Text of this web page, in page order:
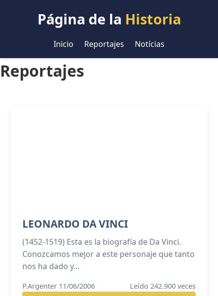
Página de la Historia
Inicio Reportajes Notícias
Reportajes
LEONARDO DA VINCI
(1452-1519) Esta es la biografía de Da Vinci.
Conozcamos mejor a este personaje que tanto
nos ha dado y...
P.Argenter 11/06/2006 Leído 242.900 veces